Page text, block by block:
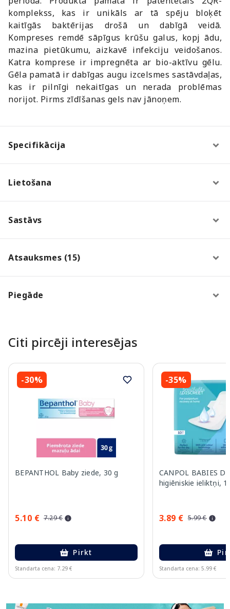
komplekss, kas ir unikāls ar tā spēju bloķēt
kaitīgās baktērijas drošā un dabīgā veidā.
Kompreses remdē sāpīgus krūšu galus, kopj ādu,
mazina pietūkumu, aizkavē infekciju veidošanos.
Katra komprese ir impregnēta ar bio-aktīvu gēlu.
Gēla pamatā ir dabīgas augu izcelsmes sastāvdaļas,
kas ir pilnīgi nekaitīgas un nerada problēmas
norijot. Pirms zīdīšanas gels nav jānoņem.
Specifikācija
Lietošana
Sastāvs
Atsauksmes (15)
Piegāde
Citi pircēji interesējas
-30%
BEPANTHOL Baby ziede, 30 g
5.10 € 7.29 €
Pirkt
Standarta cena: 7.29 €
-35%
CANPOL BABIES
higiēniskie ieliktņi,
3.89 € 5.99 €
Standarta cena: 5.99 €